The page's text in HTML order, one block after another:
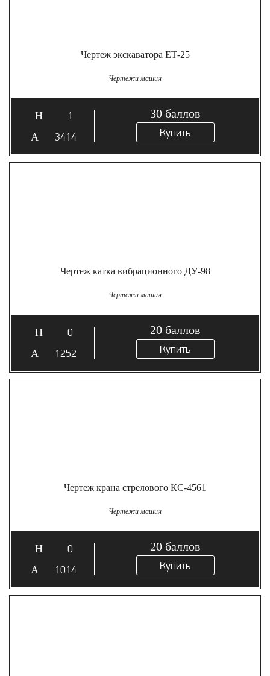
Чертеж экскаватора ЕТ-25
Чертежи машин
1
3414
30 баллов
Купить
Чертеж катка вибрационного ДУ-98
Чертежи машин
0
1252
20 баллов
Купить
Чертеж крана стрелового КС-4561
Чертежи машин
0
1014
20 баллов
Купить